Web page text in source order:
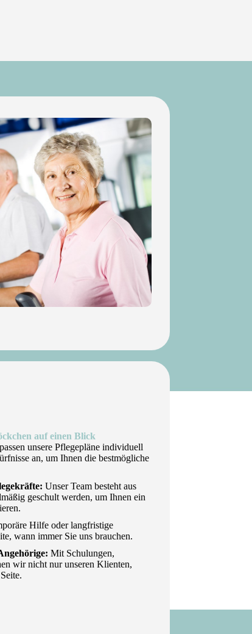
auf einen Blick
unsere Pflegepläne individuell
an, um Ihnen die bestmögliche
Unser Team besteht aus
geschult werden, um Ihnen ein
Hilfe oder langfristige
wann immer Sie uns brauchen.
Mit Schulungen,
wir nicht nur unseren Klienten,